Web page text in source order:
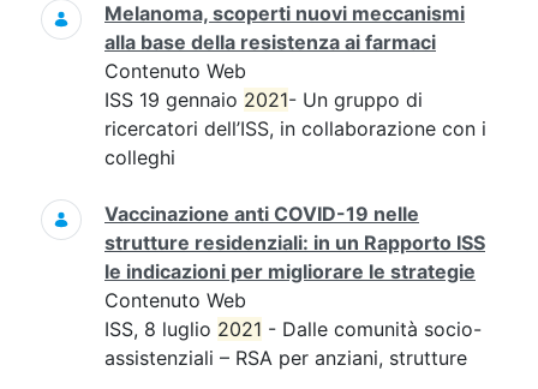
Melanoma, scoperti nuovi meccanismi
alla base della resistenza ai farmaci
Contenuto Web
ISS 19 gennaio 2021- Un gruppo di
ricercatori dell’ISS, in collaborazione con i
colleghi
Vaccinazione anti COVID-19 nelle
strutture residenziali: in un Rapporto ISS
le indicazioni per migliorare le strategie
Contenuto Web
ISS, 8 luglio 2021 - Dalle comunità socio-
assistenziali – RSA per anziani, strutture